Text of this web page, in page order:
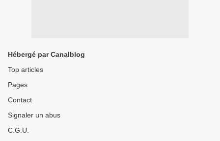
Hébergé par Canalblog
Top articles
Pages
Contact
Signaler un abus
C.G.U.